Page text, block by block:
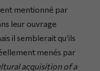
mentionné par
leur ouvrage
il semblerait qu’ils
menés par
acquisition of a